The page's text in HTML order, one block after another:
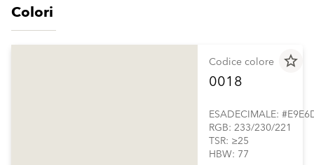
Colori
star_border
Codice colore
0018
ESADECIMALE:
RGB: 233/230/221
TSR: ≥25
HBW: 77